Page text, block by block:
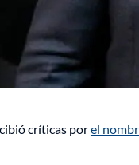
críticas porel